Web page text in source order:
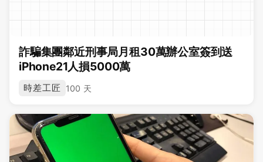
詐騙集團鄰近刑事局月租30萬辦公室簽到送
iPhone21人損5000萬
時差工匠 100 天